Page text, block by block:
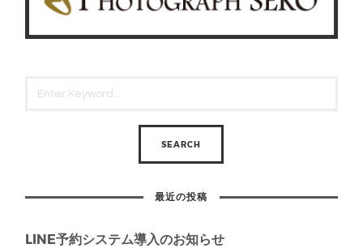
最近の投稿
LINE予約システム導入のお知らせ